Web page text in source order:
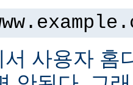
서 사용자 홈